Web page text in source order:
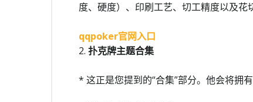
度、硬度）、印刷工艺、切工精度以及花
qqpoker官网入口
2. 扑克牌主题合集
* 这正是您提到的“合集”部分。他会将拥